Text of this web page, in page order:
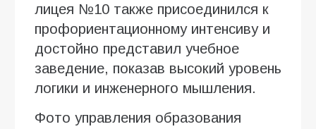
лицея №10 также присоединился к
профориентационному интенсиву и
достойно представил учебное
заведение, показав высокий уровень
логики и инженерного мышления.
Фото управления образования